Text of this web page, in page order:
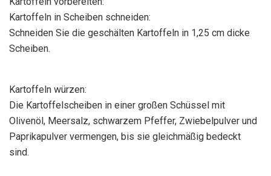
Kartoffeln in Scheiben schneiden:
Schneiden Sie die geschälten Kartoffeln in 1,25 cm dicke
Scheiben.
Kartoffeln würzen:
Die Kartoffelscheiben in einer großen Schüssel mit
Olivenöl, Meersalz, schwarzem Pfeffer, Zwiebelpulver und
Paprikapulver vermengen, bis sie gleichmäßig bedeckt
sind.